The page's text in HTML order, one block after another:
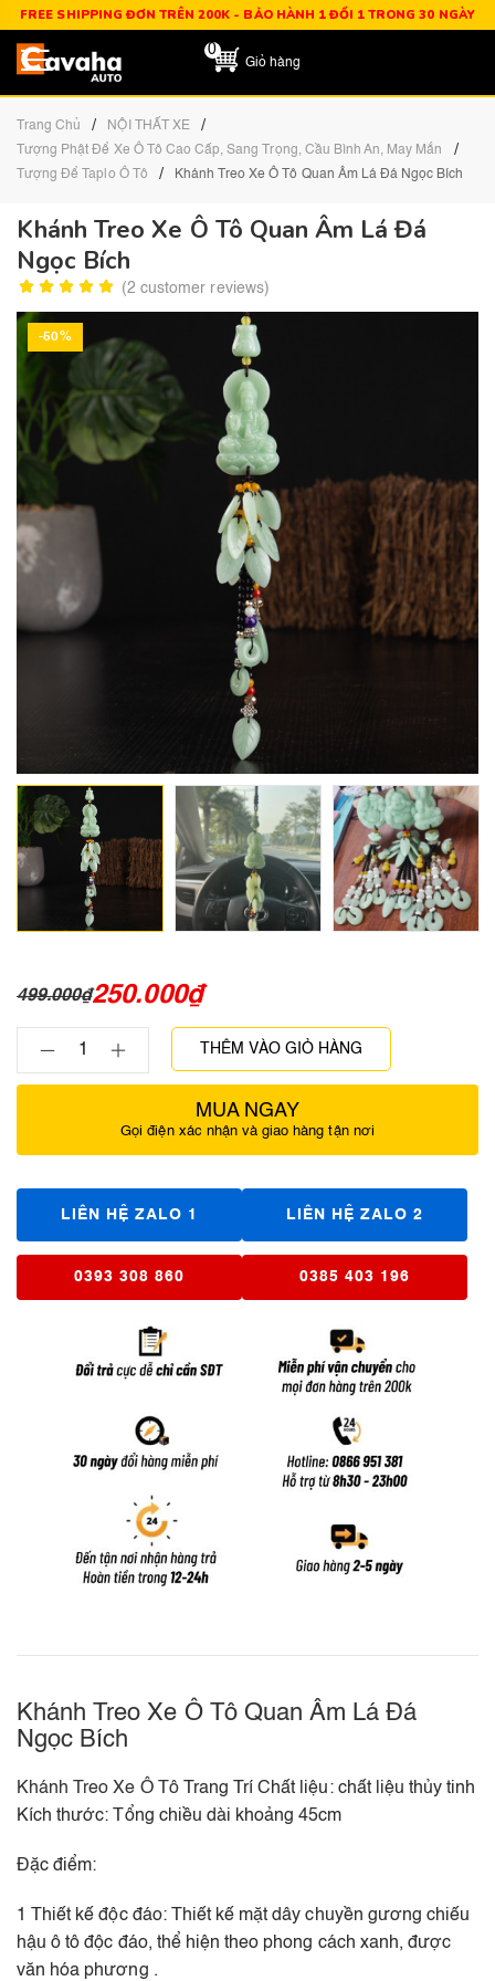
FREE SHIPPING ĐƠN TRÊN 200K - BẢO HÀNH 1 ĐỔI 1 TRONG 30 NGÀY
0
Giỏ hàng
Trang Chủ / NỘI THẤT XE /
Tượng Phật Để Xe Ô Tô Cao Cấp, Sang Trọng, Cầu Bình An, May Mắn /
Tượng Để Taplo Ô Tô / Khánh Treo Xe Ô Tô Quan Âm Lá Đá Ngọc Bích
Khánh Treo Xe Ô Tô Quan Âm Lá Đá
Ngọc Bích
(2 customer reviews)
-50%
499.000₫250.000₫
THÊM VÀO GIỎ HÀNG
MUA NGAY
Gọi điện xác nhận và giao hàng tận nơi
LIÊN HỆ ZALO 1 LIÊN HỆ ZALO 2
0393 308 860 0385 403 196
Khánh Treo Xe Ô Tô Quan Âm Lá Đá
Ngọc Bích
Khánh Treo Xe Ô TôTrang Trí Chất liệu: chất liệu thủy tinh
Kích thước: Tổng chiều dài khoảng 45cm
Đặc điểm:
1 Thiết kế độc đáo: Thiết kế mặt dây chuyền gương chiếu
hậu ô tô độc đáo, thể hiện theo phong cách xanh, được
văn hóa phương .